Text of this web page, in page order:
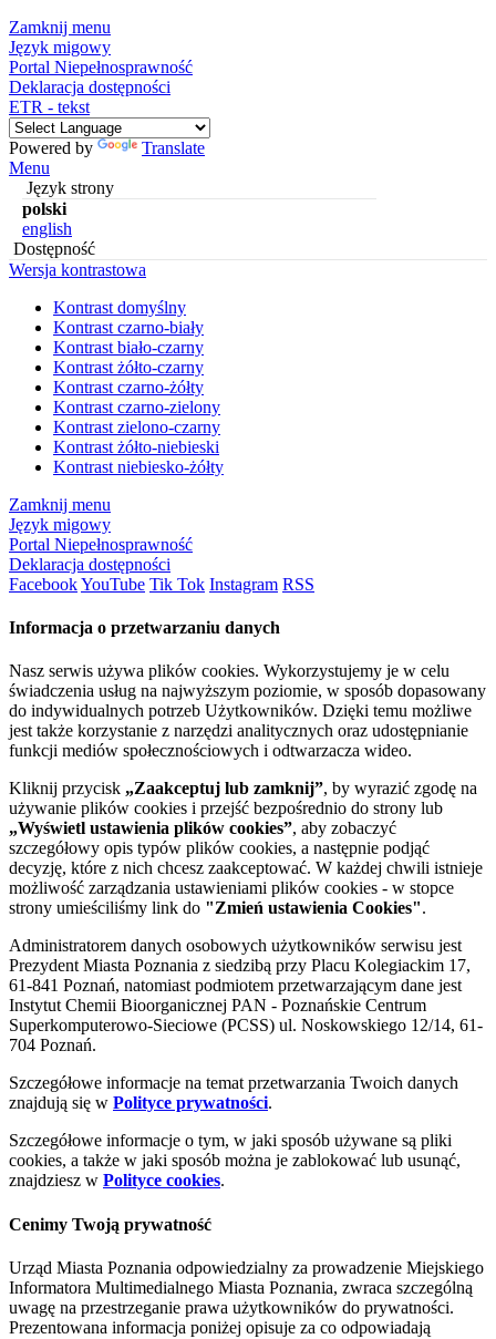
Zamknij menu
Język migowy
Portal Niepełnosprawność
Deklaracja dostępności
ETR - tekst
Powered by
Translate
Menu
Język strony
polski
english
Dostępność
Wersja kontrastowa
Kontrast domyślny
Kontrast czarno-biały
Kontrast biało-czarny
Kontrast żółto-czarny
Kontrast czarno-żółty
Kontrast czarno-zielony
Kontrast zielono-czarny
Kontrast żółto-niebieski
Kontrast niebiesko-żółty
Zamknij menu
Język migowy
Portal Niepełnosprawność
Deklaracja dostępności
FacebookYouTube Tik Tok Instagram RSS
Informacja o przetwarzaniu danych
Nasz serwis używa plików cookies. Wykorzystujemy je w celu
świadczenia usług na najwyższym poziomie, w sposób dopasowany
do indywidualnych potrzeb Użytkowników. Dzięki temu możliwe
jest także korzystanie z narzędzi analitycznych oraz udostępnianie
funkcji mediów społecznościowych i odtwarzacza wideo.
Kliknij przycisk „Zaakceptuj lub zamknij”, by wyrazić zgodę na
używanie plików cookies i przejść bezpośrednio do strony lub
„Wyświetl ustawienia plików cookies”, aby zobaczyć
szczegółowy opis typów plików cookies, a następnie podjąć
decyzję, które z nich chcesz zaakceptować. W każdej chwili istnieje
możliwość zarządzania ustawieniami plików cookies - w stopce
strony umieściliśmy link do "Zmień ustawienia Cookies".
Administratorem danych osobowych użytkowników serwisu jest
Prezydent Miasta Poznania z siedzibą przy Placu Kolegiackim 17,
61-841 Poznań, natomiast podmiotem przetwarzającym dane jest
Instytut Chemii Bioorganicznej PAN - Poznańskie Centrum
Superkomputerowo-Sieciowe (PCSS) ul. Noskowskiego 12/14, 61-
704 Poznań.
Szczegółowe informacje na temat przetwarzania Twoich danych
znajdują się w Polityce prywatności.
Szczegółowe informacje o tym, w jaki sposób używane są pliki
cookies, a także w jaki sposób można je zablokować lub usunąć,
znajdziesz w Polityce cookies.
Cenimy Twoją prywatność
Urząd Miasta Poznania odpowiedzialny za prowadzenie Miejskiego
Informatora Multimedialnego Miasta Poznania, zwraca szczególną
uwagę na przestrzeganie prawa użytkowników do prywatności.
Prezentowana informacja poniżej opisuje za co odpowiadają